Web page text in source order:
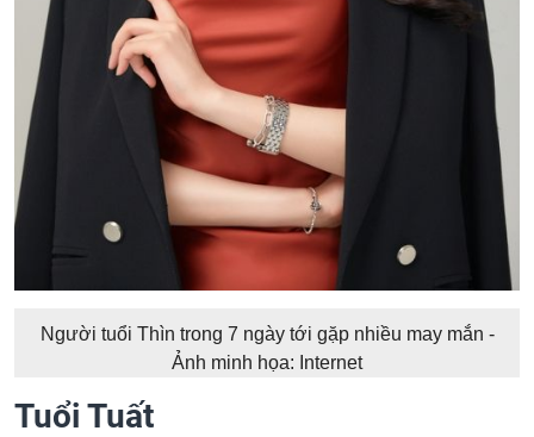
Người tuổi Thìn trong 7 ngày tới gặp nhiều may mắn -
Ảnh minh họa: Internet
Tuổi Tuất